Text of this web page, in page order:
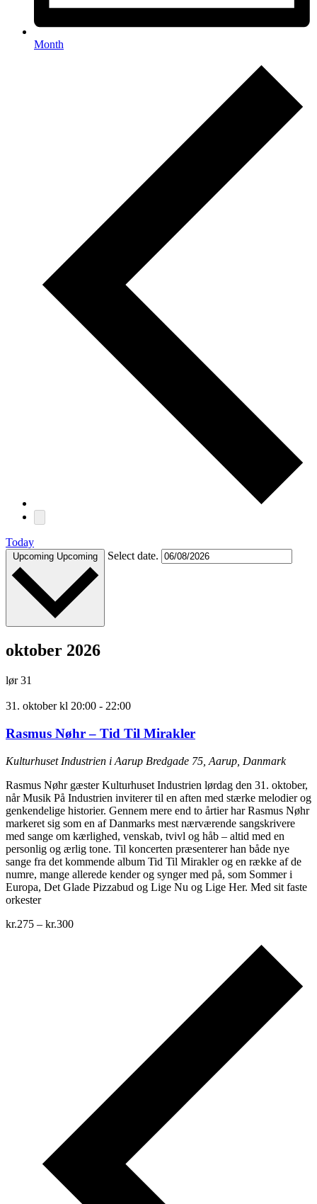
Month
Today
Upcoming Upcoming Select date.
oktober 2026
lør31
31. oktober kl 20:00 - 22:00
Rasmus Nøhr – Tid Til Mirakler
Kulturhuset Industrien i Aarup Bredgade 75, Aarup, Danmark
Rasmus Nøhr gæster Kulturhuset Industrien lørdag den 31. oktober,
når Musik På Industrien inviterer til en aften med stærke melodier og
genkendelige historier. Gennem mere end to årtier har Rasmus Nøhr
markeret sig som en af Danmarks mest nærværende sangskrivere
med sange om kærlighed, venskab, tvivl og håb – altid med en
personlig og ærlig tone. Til koncerten præsenterer han både nye
sange fra det kommende album Tid Til Mirakler og en række af de
numre, mange allerede kender og synger med på, som Sommer i
Europa, Det Glade Pizzabud og Lige Nu og Lige Her. Med sit faste
orkester
kr.275 – kr.300